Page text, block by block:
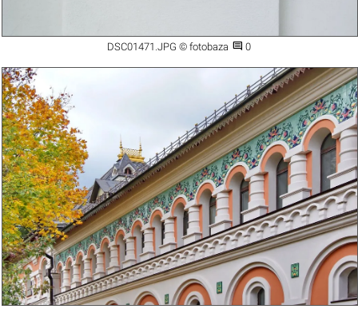
DSC01471.JPG © fotobaza  0